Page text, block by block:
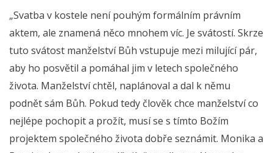
„Svatba v kostele není pouhým formálním právním
aktem, ale znamená něco mnohem víc. Je svátostí. Skrze
tuto svátost manželství Bůh vstupuje mezi milující pár,
aby ho posvětil a pomáhal jim v letech společného
života. Manželství chtěl, naplánoval a dal k němu
podnět sám Bůh. Pokud tedy člověk chce manželství co
nejlépe pochopit a prožít, musí se s tímto Božím
projektem společného života dobře seznámit. Monika a